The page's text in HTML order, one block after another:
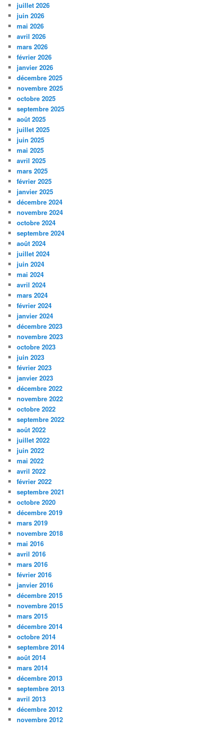
juillet 2026
juin 2026
mai 2026
avril 2026
mars 2026
février 2026
janvier 2026
décembre 2025
novembre 2025
octobre 2025
septembre 2025
août 2025
juillet 2025
juin 2025
mai 2025
avril 2025
mars 2025
février 2025
janvier 2025
décembre 2024
novembre 2024
octobre 2024
septembre 2024
août 2024
juillet 2024
juin 2024
mai 2024
avril 2024
mars 2024
février 2024
janvier 2024
décembre 2023
novembre 2023
octobre 2023
juin 2023
février 2023
janvier 2023
décembre 2022
novembre 2022
octobre 2022
septembre 2022
août 2022
juillet 2022
juin 2022
mai 2022
avril 2022
février 2022
septembre 2021
octobre 2020
décembre 2019
mars 2019
novembre 2018
mai 2016
avril 2016
mars 2016
février 2016
janvier 2016
décembre 2015
novembre 2015
mars 2015
décembre 2014
octobre 2014
septembre 2014
août 2014
mars 2014
décembre 2013
septembre 2013
avril 2013
décembre 2012
novembre 2012